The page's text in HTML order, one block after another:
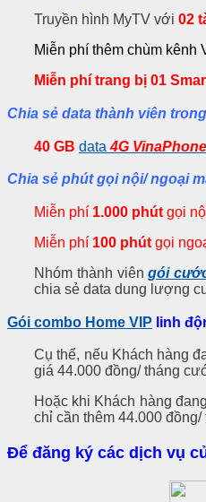
Truyền hình MyTV với 02
Miễn phí thêm chùm kênh
Miễn phí trang bị 01
Chia sẻ data thành viên
40 GB data 4G
Chia sẻ phút gọi nội/ ngoại
Miễn phí 1.000 phút gọi
Miễn phí 100 phút gọi
Nhóm thành viêngói
chia sẻ data dung lượng
Gói combo Home VIP linh
Cụ thể, nếu Khách hàng
giá 44.000 đồng/ tháng
Hoặc khi Khách hàng
chỉ cần thêm 44.000 đồng/
Để đăng ký các dịch vụ